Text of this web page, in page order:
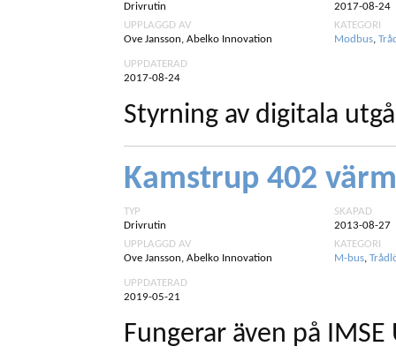
Drivrutin
UPPLAGGD AV
Ove Jansson, Abelko Innovation
2017-08-24
KATEGORI
Modbus,
UPPDATERAD
2017-08-24
Styrning av digitala
Kamstrup 402
TYP
Drivrutin
UPPLAGGD AV
Ove Jansson, Abelko Innovation
SKAPAD
2013-08-27
KATEGORI
M-bus,
UPPDATERAD
2019-05-21
Fungerar även på IMSE